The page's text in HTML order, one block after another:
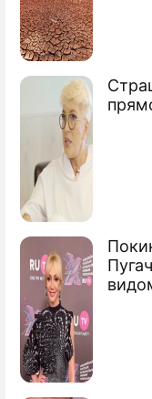
Сыр Украины
В России